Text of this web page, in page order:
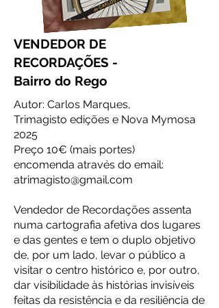
VENDEDOR DE
RECORDAÇÕES -
Bairro do Rego
Autor: Carlos Marques,
Trimagisto edições e Nova Mymosa
2025
Preço 10€ (mais portes)
encomenda através do email:
atrimagisto@gmail.com
Vendedor de Recordações assenta
numa cartografia afetiva dos lugares
e das gentes e tem o duplo objetivo
de, por um lado, levar o público a
visitar o centro histórico e, por outro,
dar visibilidade às histórias invisíveis
feitas da resistência e da resiliência de